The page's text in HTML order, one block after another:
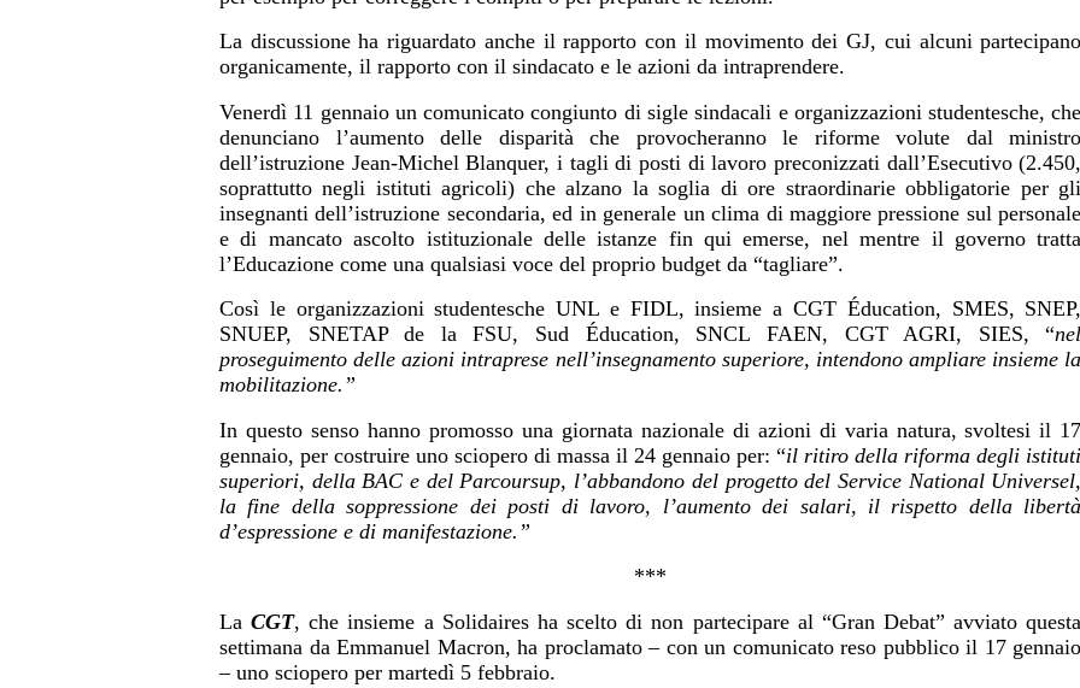
La discussione ha riguardato anche il rapporto con il movimento dei GJ, cui alcuni partecipano
organicamente, il rapporto con il sindacato e le azioni da intraprendere.
Venerdì 11 gennaio un comunicato congiunto di sigle sindacali e organizzazioni studentesche, che
denunciano l’aumento delle disparità che provocheranno le riforme volute dal ministro
dell’istruzione Jean-Michel Blanquer, i tagli di posti di lavoro preconizzati dall’Esecutivo (2.450,
soprattutto negli istituti agricoli) che alzano la soglia di ore straordinarie obbligatorie per gli
insegnanti dell’istruzione secondaria, ed in generale un clima di maggiore pressione sul personale
e di mancato ascolto istituzionale delle istanze fin qui emerse, nel mentre il governo tratta
l’Educazione come una qualsiasi voce del proprio budget da “tagliare”.
Così le organizzazioni studentesche UNL e FIDL, insieme a CGT Éducation, SMES, SNEP,
SNUEP, SNETAP de la FSU, Sud Éducation, SNCL FAEN, CGT AGRI, SIES, “nel
proseguimento delle azioni intraprese nell’insegnamento superiore, intendono ampliare insieme la
mobilitazione.”
In questo senso hanno promosso una giornata nazionale di azioni di varia natura, svoltesi il 17
gennaio, per costruire uno sciopero di massa il 24 gennaio per: “il ritiro della riforma degli istituti
superiori, della BAC e del Parcoursup, l’abbandono del progetto del Service National Universel,
la fine della soppressione dei posti di lavoro, l’aumento dei salari, il rispetto della libertà
d’espressione e di manifestazione.”
***
LaCGT, che insieme a Solidaires ha scelto di non partecipare al “Gran Debat” avviato questa
settimana da Emmanuel Macron, ha proclamato – con un comunicato reso pubblico il 17 gennaio
– uno sciopero per martedì 5 febbraio.